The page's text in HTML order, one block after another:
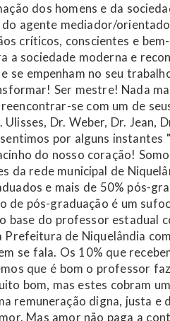
dos homens e da
agente mediador/
críticos, conscientes e
a sociedade moderna e
se empenham no seu
Ser mestre! Nada
se com um de
Ulisses, Dr. Weber, Dr.
por alguns
do nosso coração!
da rede municipal de
e mais de 50% pós-
de pós-graduação é um
base do professor estadual
de Niquelândia
se fala. Os 10% que
que é bom o professor
bom, mas estes cobram
remuneração digna, justa e
Mas amor não paga a